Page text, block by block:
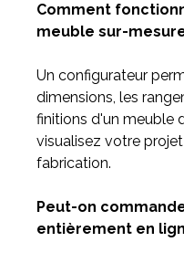
Comment
meuble sur-
Un configurateur
dimensions, les
finitions d'un meuble
visualisez votre
fabrication.
Peut-on
entièrement en